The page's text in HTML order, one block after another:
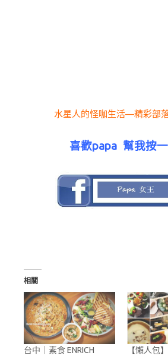
水星人的怪咖生活—精彩部
喜歡papa 幫我按
相關
台中｜素食 ENRICH
【懶人包